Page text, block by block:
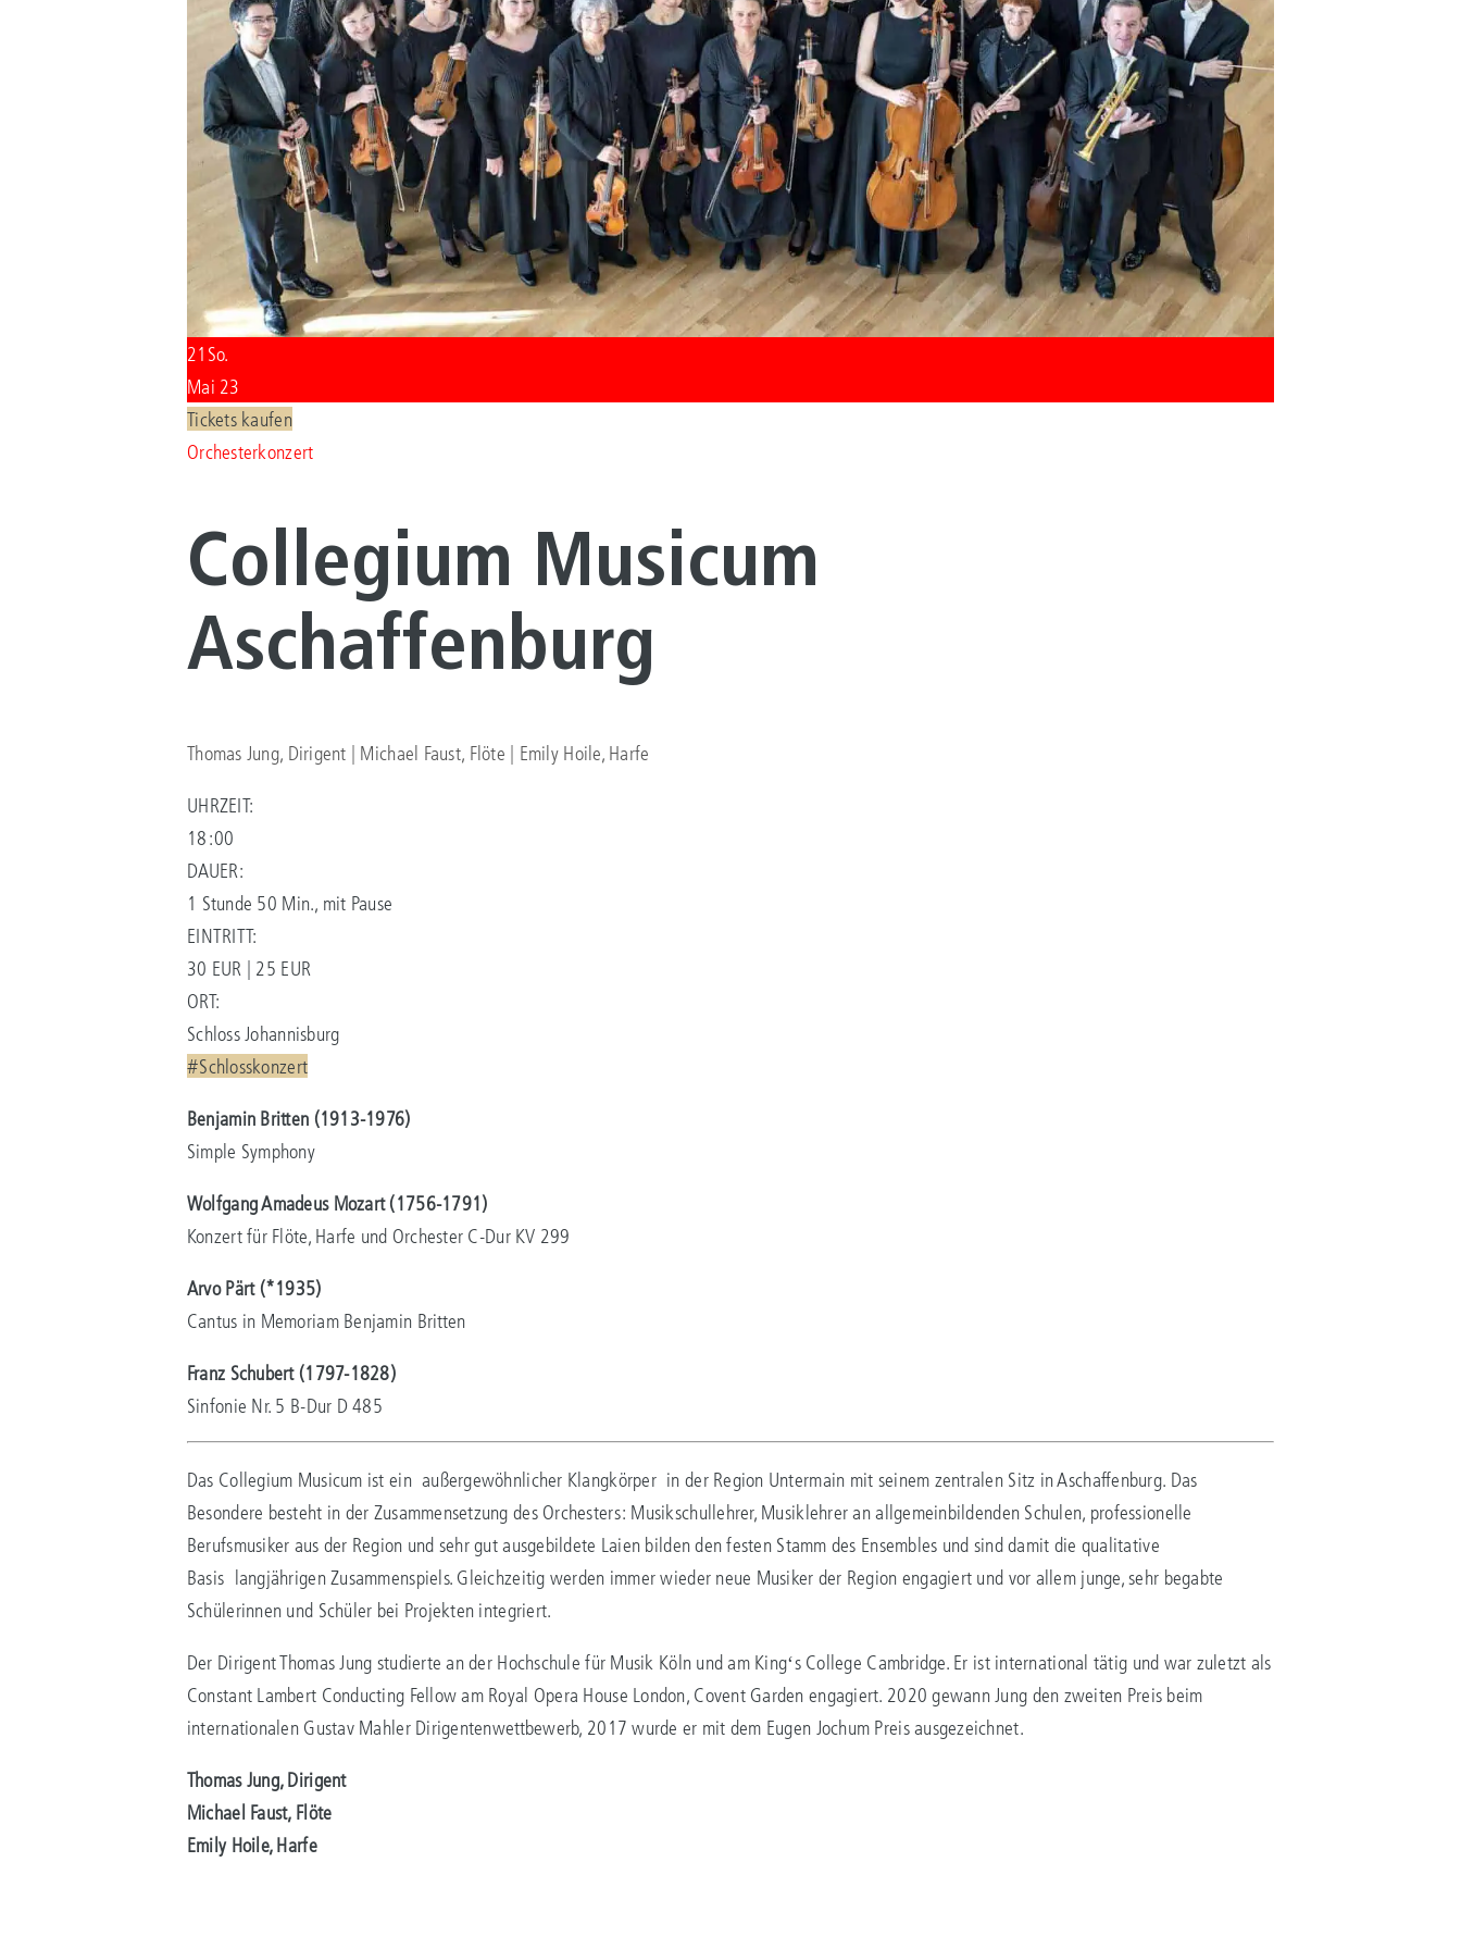
21 So.
Mai 23
Tickets kaufen
Orchesterkonzert
Collegium Musicum
Aschaffenburg
Thomas Jung, Dirigent | Michael Faust, Flöte | Emily Hoile, Harfe
UHRZEIT:
18:00
DAUER:
1 Stunde 50 Min., mit Pause
EINTRITT:
30 EUR | 25 EUR
ORT:
Schloss Johannisburg
#Schlosskonzert
Benjamin Britten (1913-1976)
Simple Symphony
Wolfgang Amadeus Mozart (1756-1791)
Konzert für Flöte, Harfe und Orchester C-Dur KV 299
Arvo Pärt (*1935)
Cantus in Memoriam Benjamin Britten
Franz Schubert (1797-1828)
Sinfonie Nr. 5 B-Dur D 485
Das Collegium Musicum ist ein außergewöhnlicher Klangkörper in der Region Untermain mit seinem zentralen Sitz in Aschaffenburg. Das
Besondere besteht in der Zusammensetzung des Orchesters: Musikschullehrer, Musiklehrer an allgemeinbildenden Schulen, professionelle
Berufsmusiker aus der Region und sehr gut ausgebildete Laien bilden den festen Stamm des Ensembles und sind damit die qualitative
Basis langjährigen Zusammenspiels. Gleichzeitig werden immer wieder neue Musiker der Region engagiert und vor allem junge, sehr begabte
Schülerinnen und Schüler bei Projekten integriert.
Der Dirigent Thomas Jung studierte an der Hochschule für Musik Köln und am Kingʻs College Cambridge. Er ist international tätig und war zuletzt als
Constant Lambert Conducting Fellow am Royal Opera House London, Covent Garden engagiert. 2020 gewann Jung den zweiten Preis beim
internationalen Gustav Mahler Dirigentenwettbewerb, 2017 wurde er mit dem Eugen Jochum Preis ausgezeichnet.
Thomas Jung, Dirigent
Michael Faust, Flöte
Emily Hoile, Harfe